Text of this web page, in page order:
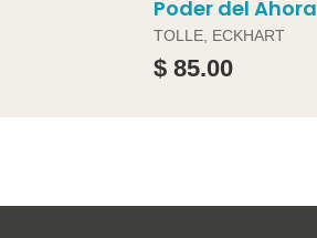
Poder del Ahora
TOLLE, ECKHART
$ 85.00